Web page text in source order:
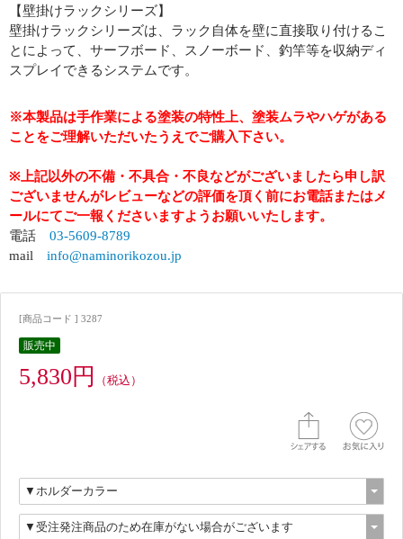
【壁掛けラックシリーズ】
壁掛けラックシリーズは、ラック自体を壁に直接取り付けるこ
とによって、サーフボード、スノーボード、釣竿等を収納ディ
スプレイできるシステムです。
※本製品は手作業による塗装の特性上、塗装ムラやハゲがある
ことをご理解いただいたうえでご購入下さい。
※上記以外の不備・不具合・不良などがございましたら申し訳
ございませんがレビューなどの評価を頂く前にお電話またはメ
ールにてご一報くださいますようお願いいたします。
電話 03-5609-8789
mail info@naminorikozou.jp
[商品コード ] 3287
販売中
5,830円 （税込）